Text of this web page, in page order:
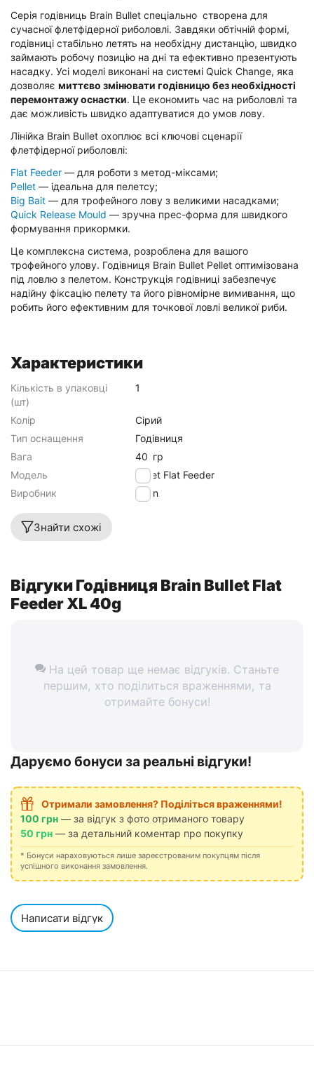
Серія годівниць Brain Bullet спеціально створена для
сучасної флетфідерної риболовлі. Завдяки обтічній формі,
годівниці стабільно летять на необхідну дистанцію, швидко
займають робочу позицію на дні та ефективно презентують
насадку. Усі моделі виконані на системі Quick Change, яка
дозволяє миттєво змінювати годівницю без необхідності
перемонтажу оснастки. Це економить час на риболовлі та
дає можливість швидко адаптуватися до умов лову.
Лінійка Brain Bullet охоплює всі ключові сценарії
флетфідерної риболовлі:
Flat Feeder — для роботи з метод-міксами;
Pellet — ідеальна для пелетсу;
Big Bait — для трофейного лову з великими насадками;
Quick Release Mould — зручна прес-форма для швидкого
формування прикормки.
Це комплексна система, розроблена для вашого
трофейного улову. Годівниця Brain Bullet Pellet оптимізована
під ловлю з пелетом. Конструкція годівниці забезпечує
надійну фіксацію пелету та його рівномірне вимивання, що
робить його ефективним для точкової ловлі великої риби.
Характеристики
Кількість в упаковці
(шт)
1
Колір
Сірий
Тип оснащення
Годівниця
Вага
40 гр
Модель
Bullet Flat Feeder
Виробник
Brain
Знайти схожі
Відгуки Годівниця Brain Bullet Flat
Feeder XL 40g
На цей товар ще немає відгуків. Станьте
першим, хто поділиться враженнями, та
отримайте бонуси!
Даруємо бонуси за реальні відгуки!
Отримали замовлення? Поділіться враженнями!
100 грн — за відгук з фото отриманого товару
50 грн — за детальний коментар про покупку
* Бонуси нараховуються лише зареєстрованим покупцям після
успішного виконання замовлення.
Написати відгук